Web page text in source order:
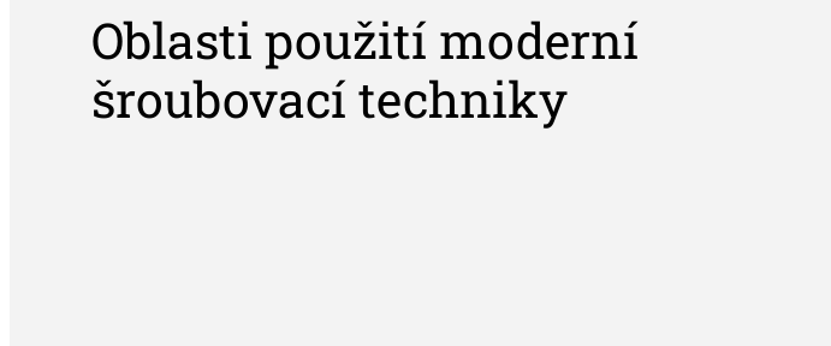
Oblasti použití moderní
šroubovací techniky